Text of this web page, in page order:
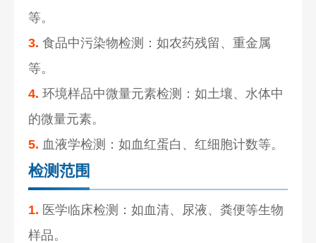
等。
3. 食品中污染物检测：如农药残留、重金属
等。
4. 环境样品中微量元素检测：如土壤、水体中
的微量元素。
5. 血液学检测：如血红蛋白、红细胞计数等。
检测范围
1. 医学临床检测：如血清、尿液、粪便等生物
样品。